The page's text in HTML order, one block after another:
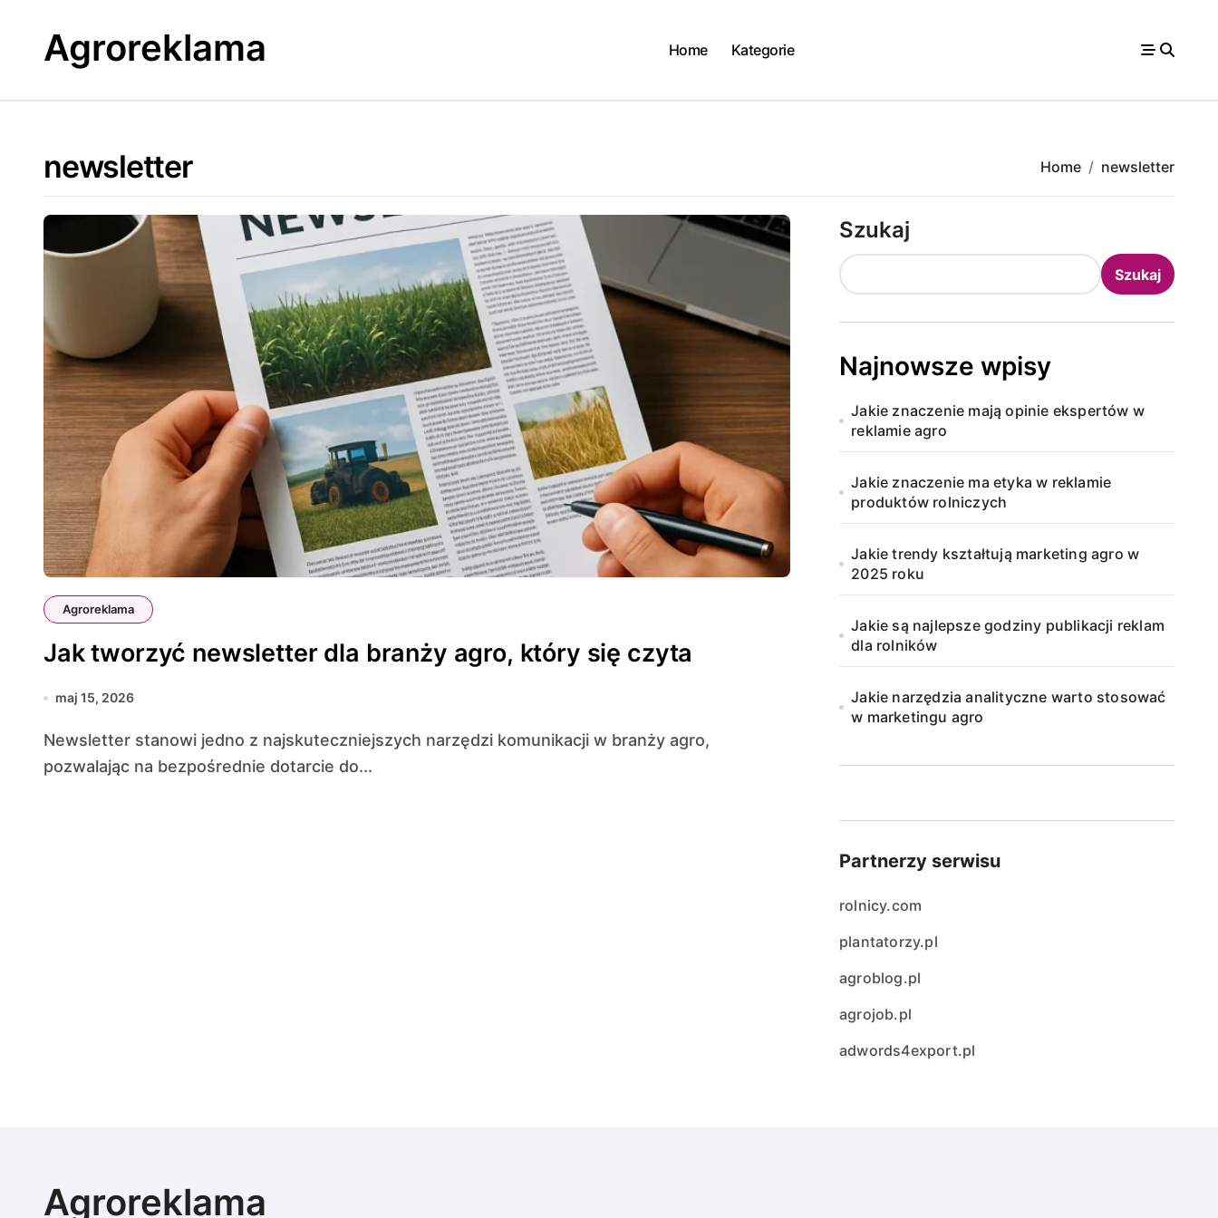
contentAgroreklama Home Kategorie
newsletter Home newsletter
Agroreklama
Jak tworzyć newsletter dla branży agro, który się czyta
maj 15, 2026
Newsletter stanowi jedno z najskuteczniejszych narzędzi komunikacji w branży agro,
pozwalając na bezpośrednie dotarcie do...
Szukaj
Szukaj
Najnowsze wpisy
Jakie znaczenie mają opinie ekspertów w
reklamie agro
Jakie znaczenie ma etyka w reklamie
produktów rolniczych
Jakie trendy kształtują marketing agro w
2025 roku
Jakie są najlepsze godziny publikacji reklam
dla rolników
Jakie narzędzia analityczne warto stosować
w marketingu agro
Partnerzy serwisu
rolnicy.com
plantatorzy.pl
agroblog.pl
agrojob.pl
adwords4export.pl
Agroreklama